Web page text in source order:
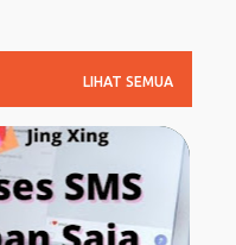
LIHAT SEMUA